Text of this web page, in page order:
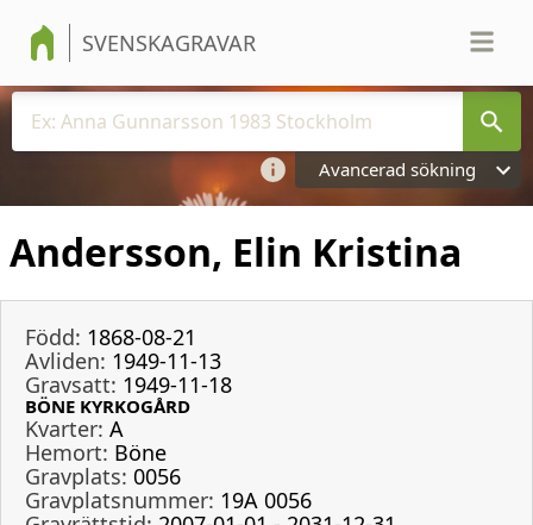
SVENSKAGRAVAR
Avancerad sökning
Andersson, Elin Kristina
Född: 1868-08-21
Avliden: 1949-11-13
Gravsatt: 1949-11-18
BÖNE KYRKOGÅRD
Kvarter: A
Hemort: Böne
Gravplats: 0056
Gravplatsnummer: 19A 0056